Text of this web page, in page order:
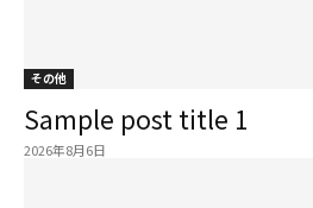
その他
Sample post title 1
2026年8月6日